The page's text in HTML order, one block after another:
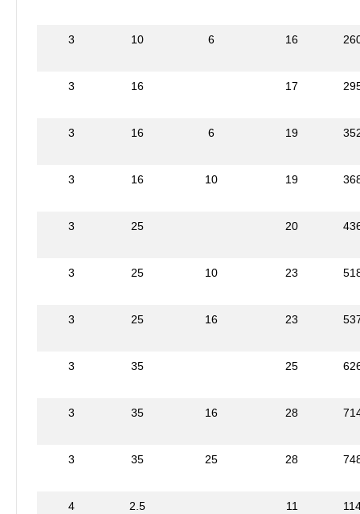
3 10 6 16
3 16 17
3 16 6 19
3 16 10 19
3 25 20
3 25 10 23
3 25 16 23
3 35 25
3 35 16 28
3 35 25 28
4 2.5 11